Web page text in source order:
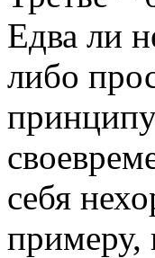
Едва ли
либо
себя
примеру,